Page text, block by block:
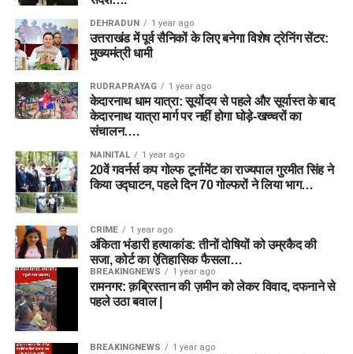
DEHRADUN 1 year ago
उत्तराखंड में पूर्व सैनिकों के लिए बनेगा विशेष ट्रेनिंग सेंटर:
मुख्यमंत्री धामी
RUDRAPRAYAG 1 year ago
केदारनाथ धाम यात्रा: सूर्योदय से पहले और सूर्यास्त के बाद
केदारनाथ यात्रा मार्ग पर नहीं होगा घोड़े-खच्चरों का
संचालन….
NAINITAL 1 year ago
20वें गवर्नर्स कप गोल्फ टूर्नामेंट का राज्यपाल गुरमीत सिंह ने
किया उद्घाटन, पहले दिन 70 गोल्फरों ने लिया भाग…
CRIME 1 year ago
अंकिता भंडारी हत्याकांड: तीनों दोषियों को उम्रकैद की
सजा, कोर्ट का ऐतिहासिक फैसला…
BREAKINGNEWS 1 year ago
रामनगर: क़ब्रिस्तान की ज़मीन को लेकर विवाद, दफनाने से
पहले उठा बवाल |
BREAKINGNEWS 1 year ago